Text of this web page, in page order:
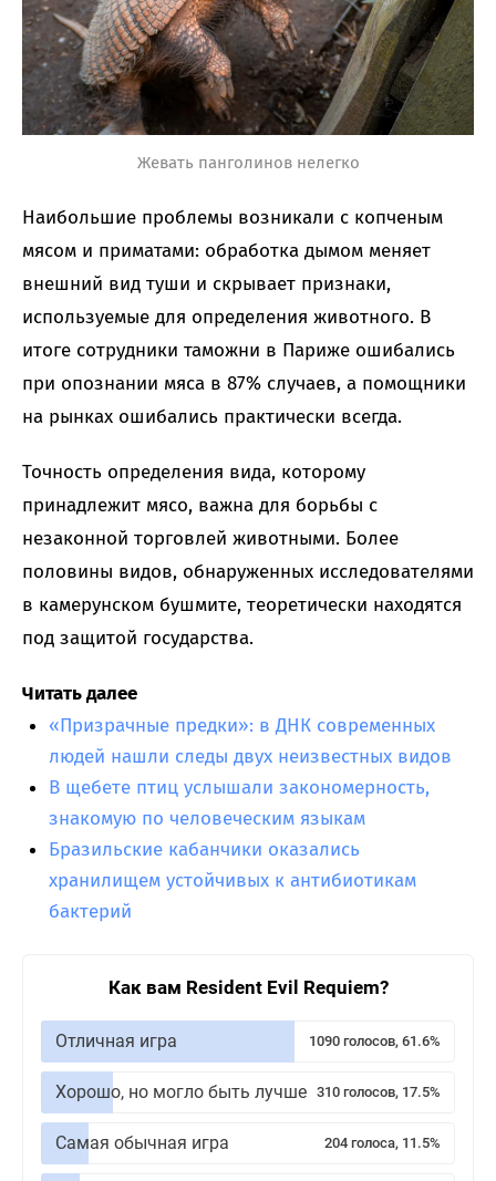
Жевать панголинов нелегко
Наибольшие проблемы возникали с копченым
мясом и приматами: обработка дымом меняет
внешний вид туши и скрывает признаки,
используемые для определения животного. В
итоге сотрудники таможни в Париже ошибались
при опознании мяса в 87% случаев, а помощники
на рынках ошибались практически всегда.
Точность определения вида, которому
принадлежит мясо, важна для борьбы с
незаконной торговлей животными. Более
половины видов, обнаруженных исследователями
в камерунском бушмите, теоретически находятся
под защитой государства.
Читать далее
«Призрачные предки»: в ДНК современных
людей нашли следы двух неизвестных видов
В щебете птиц услышали закономерность,
знакомую по человеческим языкам
Бразильские кабанчики оказались
хранилищем устойчивых к антибиотикам
бактерий
Как вам Resident Evil Requiem?
Отличная игра 1090 голосов, 61.6%
Хорошо, но могло быть лучше 310 голосов, 17.5%
Самая обычная игра 204 голоса, 11.5%